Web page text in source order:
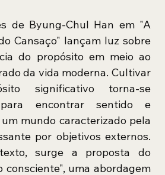
de Byung-Chul Han em "A
Cansaço" lançam luz sobre
do propósito em meio ao
da vida moderna. Cultivar
significativo torna-se
encontrar sentido e
mundo caracterizado pela
por objetivos externos.
surge a proposta do
consciente", uma abordagem